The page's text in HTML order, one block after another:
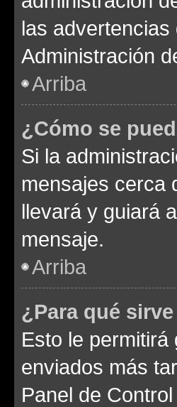
las
Administración
Arriba
¿Cómo se
Si la
mensajes cerca
llevará y guiará
mensaje.
Arriba
¿Para qué
Esto le
enviados más
Panel de